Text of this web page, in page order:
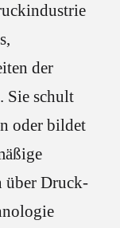
der
Sie schult
oder bildet
über Druck-